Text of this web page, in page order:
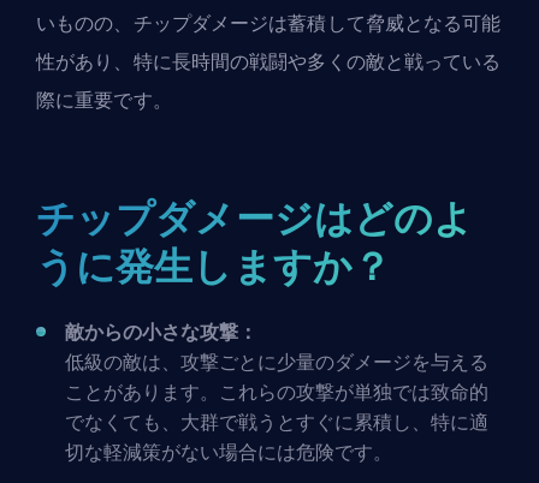
いものの、チップダメージは蓄積して脅威となる可能
性があり、特に長時間の戦闘や多くの敵と戦っている
際に重要です。
チップダメージはどのよ
うに発生しますか？
敵からの小さな攻撃：
低級の敵は、攻撃ごとに少量のダメージを与える
ことがあります。これらの攻撃が単独では致命的
でなくても、大群で戦うとすぐに累積し、特に適
切な軽減策がない場合には危険です。